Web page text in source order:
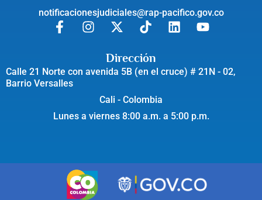
notificacionesjudiciales@rap-pacifico.gov.co
Dirección
Calle 21 Norte con avenida 5B (en el cruce) # 21N - 02,
Barrio Versalles
Cali - Colombia
Lunes a viernes 8:00 a.m. a 5:00 p.m.